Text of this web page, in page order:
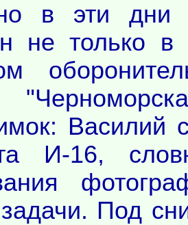
в эти дни
не только
Василий
И-16,
Под